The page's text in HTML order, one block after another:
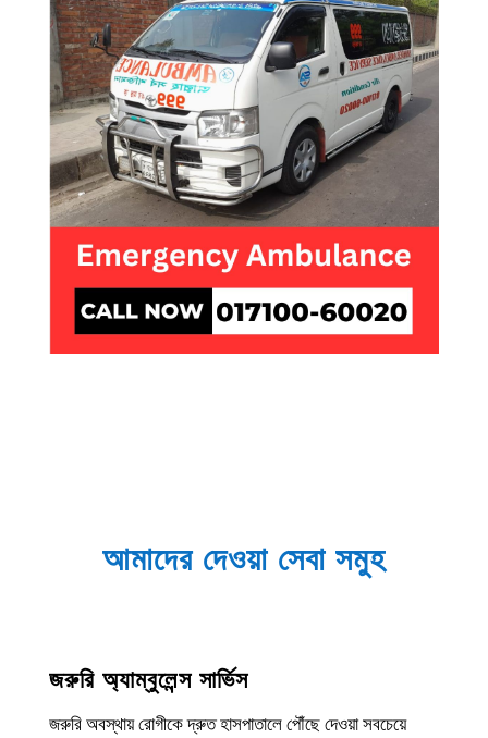
আমাদের দেওয়া সেবা সমুহ
জরুরি অ্যাম্বুলেন্স সার্ভিস
জরুরি অবস্থায় রোগীকে দ্রুত হাসপাতালে পৌঁছে দেওয়া সবচেয়ে